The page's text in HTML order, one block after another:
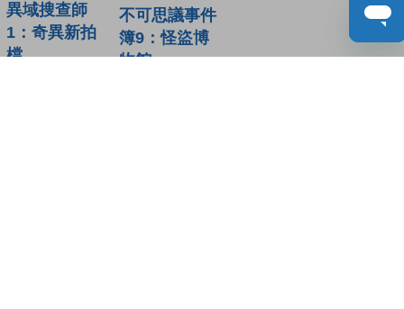
異域搜查師
1：奇異新拍
檔
不可思議事件
簿9：怪盜博
物館